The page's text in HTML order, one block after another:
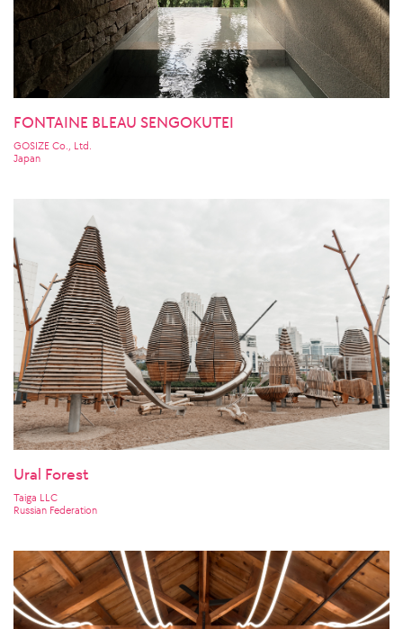
FONTAINE BLEAU SENGOKUTEI
GOSIZE Co., Ltd.
Japan
Ural Forest
Taiga LLC
Russian Federation